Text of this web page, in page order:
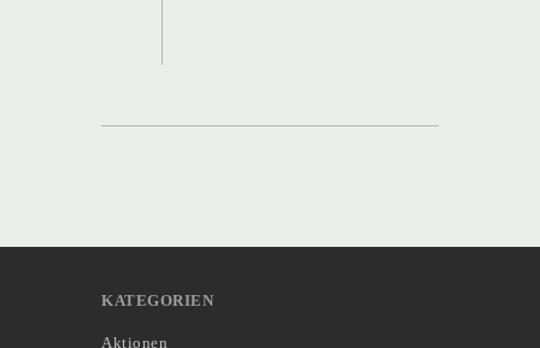
KATEGORIEN
Aktionen